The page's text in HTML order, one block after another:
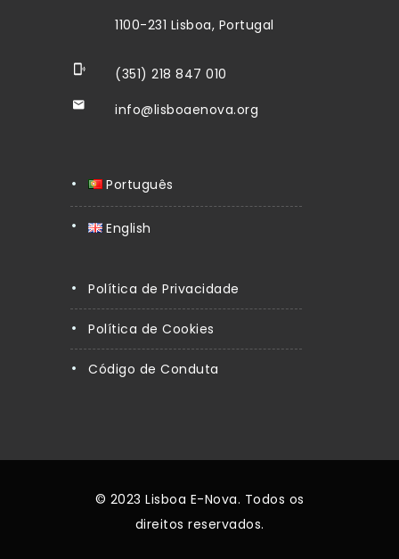
1100-231 Lisboa, Portugal
(351) 218 847 010
info@lisboaenova.org
Português
English
Política de Privacidade
Política de Cookies
Código de Conduta
© 2023 Lisboa E-Nova. Todos os
direitos reservados.